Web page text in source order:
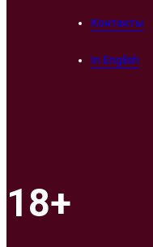
Контакты
In English
18+